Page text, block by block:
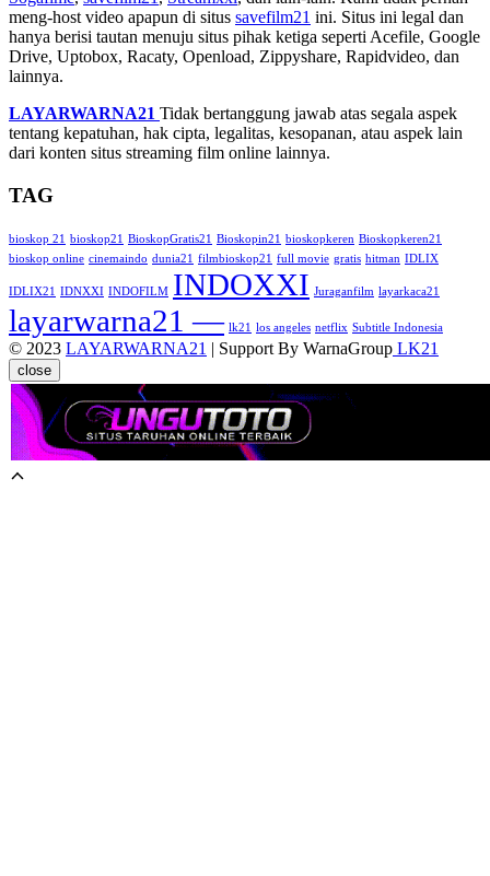
meng-host video apapun di situs savefilm21 ini. Situs ini legal dan
hanya berisi tautan menuju situs pihak ketiga seperti Acefile, Google
Drive, Uptobox, Racaty, Openload, Zippyshare, Rapidvideo, dan
lainnya.
LAYARWARNA21 Tidak bertanggung jawab atas segala aspek
tentang kepatuhan, hak cipta, legalitas, kesopanan, atau aspek lain
dari konten situs streaming film online lainnya.
TAG
bioskop 21 bioskop21 BioskopGratis21 Bioskopin21 bioskopkeren Bioskopkeren21
bioskop online cinemaindo dunia21 filmbioskop21 full movie gratis hitman IDLIX
IDLIX21 IDNXXI INDOFILM INDOXXI Juraganfilm layarkaca21
layarwarna21 — lk21 los angeles netflix Subtitle Indonesia
© 2023 LAYARWARNA21 | Support By WarnaGroup LK21
close